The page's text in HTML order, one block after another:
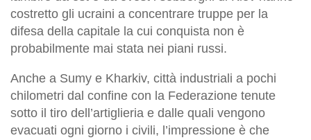
costretto gli ucraini a concentrare truppe per la
difesa della capitale la cui conquista non è
probabilmente mai stata nei piani russi.
Anche a Sumy e Kharkiv, città industriali a pochi
chilometri dal confine con la Federazione tenute
sotto il tiro dell’artiglieria e dalle quali vengono
evacuati ogni giorno i civili, l’impressione è che